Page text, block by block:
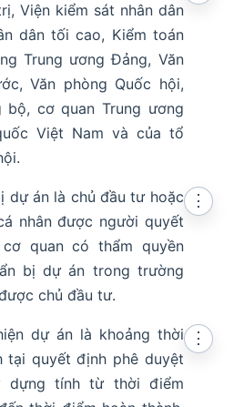
Viện kiểm sát nhân dân
dân tối cao, Kiểm toán
Trung ương Đảng, Văn
Văn phòng Quốc hội,
bộ, cơ quan Trung ương
Việt Nam và của tổ
dự án là chủ đầu tư hoặc
nhân được người quyết
quan có thẩm quyền
bị dự án trong trường
chủ đầu tư.
⋮
dự án là khoảng thời
tại quyết định phê duyệt
dựng tính từ thời điểm
⋮